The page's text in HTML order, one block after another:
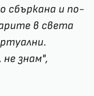
сбъркана и по-
в света
знам",